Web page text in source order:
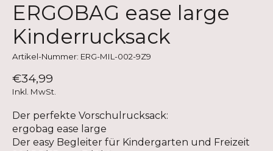
ERGOBAG ease large
Kinderrucksack
Artikel-Nummer: ERG-MIL-002-9Z9
€34,99
Inkl. MwSt.
Der perfekte Vorschulrucksack:
ergobag ease large
Der easy Begleiter für Kindergarten und Freizeit